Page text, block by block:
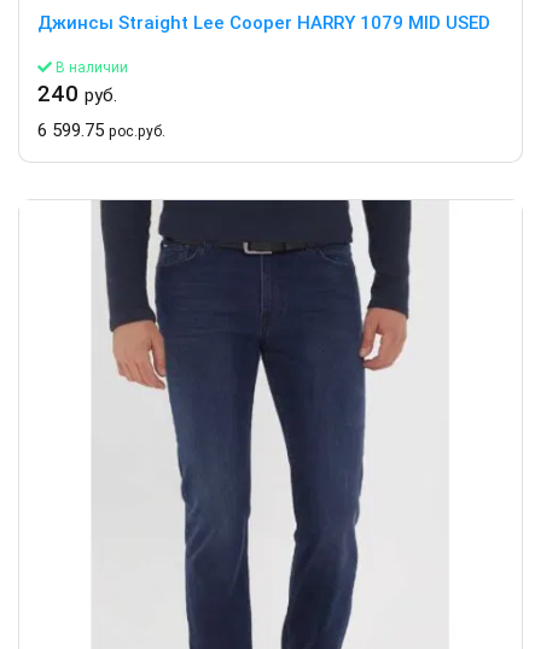
Джинсы Straight Lee Cooper HARRY 1079 MID USED
В наличии
240 руб.
6 599.75 рос.руб.